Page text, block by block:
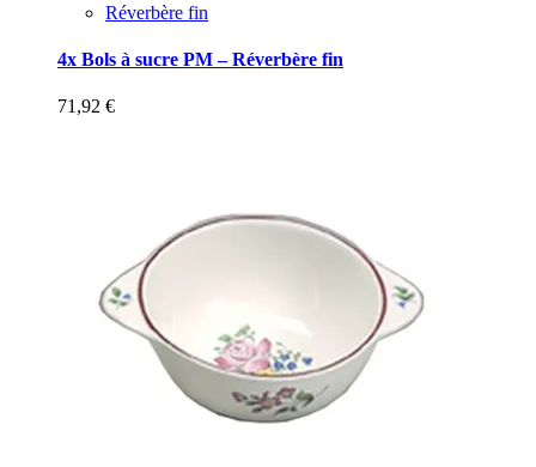
Réverbère fin
4x Bols à sucre PM – Réverbère fin
71,92 €